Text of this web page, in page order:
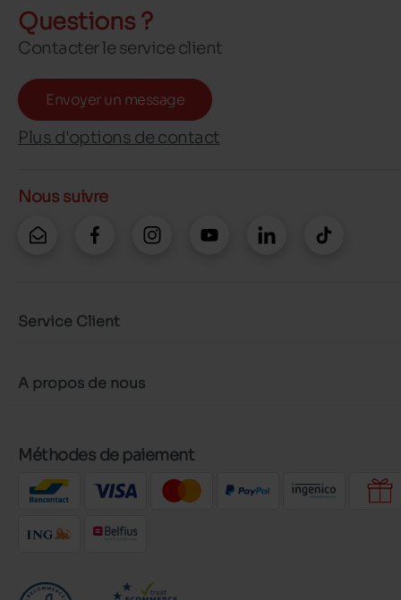
Questions ?
Contacter le service client
Envoyer un message
Plus d'options de contact
Nous suivre
Service Client
A propos de nous
Méthodes de paiement